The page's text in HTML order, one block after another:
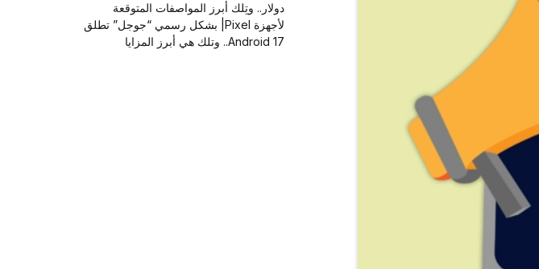
دولار.. وتِلك أبرز المواصفات المتوقعة
لأجهزة Pixel| بشكل رسمي “جوجل” تطلق
Android 17.. وتلك هي أبرز المزايا